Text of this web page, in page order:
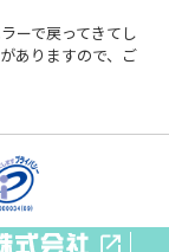
ーで戻ってきてし
ありますので、ご